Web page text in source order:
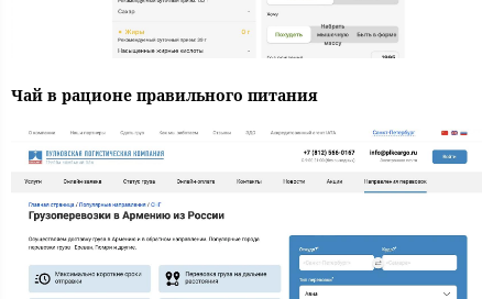
Чай в рационе правильного питания